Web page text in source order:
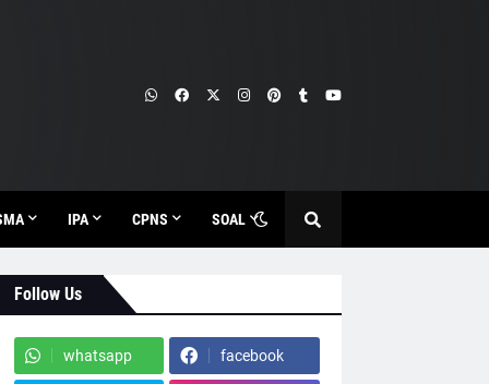
IPA CPNS SOAL
Follow Us
whatsapp facebook